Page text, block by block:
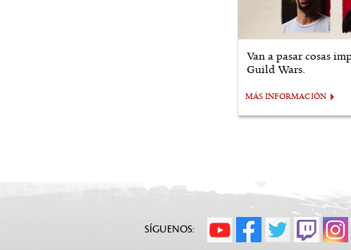
Van a pasar cosas
Guild Wars.
MÁS INFORMACIÓN
SÍGUENOS: